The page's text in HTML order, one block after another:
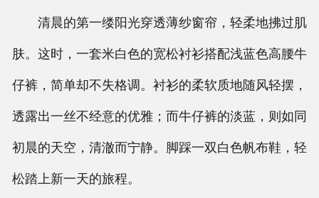
清晨的第一缕阳光穿透薄纱窗帘，轻柔地拂过肌
肤。这时，一套米白色的宽松衬衫搭配浅蓝色高腰牛
仔裤，简单却不失格调。衬衫的柔软质地随风轻摆，
透露出一丝不经意的优雅；而牛仔裤的淡蓝，则如同
初晨的天空，清澈而宁静。脚踩一双白色帆布鞋，轻
松踏上新一天的旅程。